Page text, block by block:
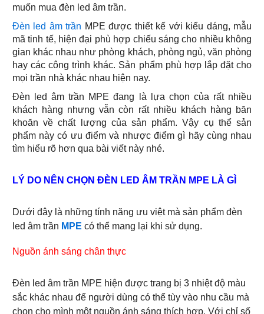
muốn mua đèn led âm trần.
Đèn led âm trần MPE được thiết kế với kiểu dáng, mẫu
mã tinh tế, hiện đại phù hợp chiếu sáng cho nhiều không
gian khác nhau như phòng khách, phòng ngủ, văn phòng
hay các công trình khác. Sản phẩm phù hợp lắp đặt cho
mọi trần nhà khác nhau hiện nay.
Đèn led âm trần MPE đang là lựa chọn của rất nhiều
khách hàng nhưng vẫn còn rất nhiều khách hàng băn
khoăn về chất lượng của sản phẩm. Vậy cụ thể sản
phẩm này có ưu điểm và nhược điểm gì hãy cùng nhau
tìm hiểu rõ hơn qua bài viết này nhé.
LÝ DO NÊN CHỌN ĐÈN LED ÂM TRẦN MPE LÀ GÌ
Dưới đây là những tính năng ưu việt mà sản phẩm đèn
led âm trần MPE có thể mang lại khi sử dụng.
Nguồn ánh sáng chân thực
Đèn led âm trần MPE hiện được trang bị 3 nhiệt độ màu
sắc khác nhau để người dùng có thể tùy vào nhu cầu mà
chọn cho mình một nguồn ánh sáng thích hợp. Với chỉ số